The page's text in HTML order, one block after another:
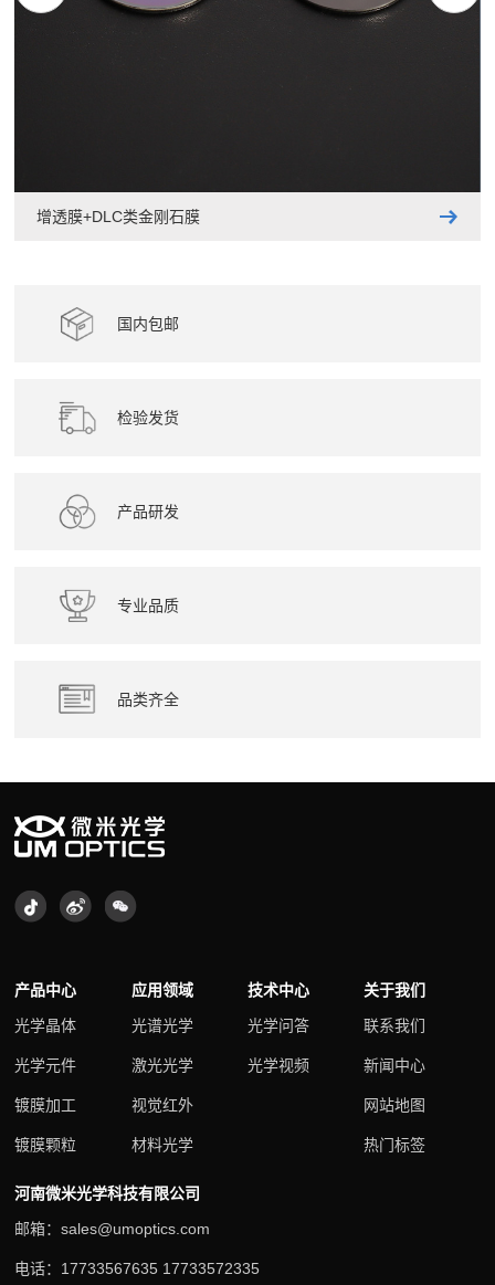
增透膜+DLC类金刚石膜
国内包邮
检验发货
产品研发
专业品质
品类齐全
产品中心
光学晶体
光学元件
镀膜加工
镀膜颗粒
应用领域
光谱光学
激光光学
视觉红外
材料光学
技术中心
光学问答
光学视频
关于我们
联系我们
新闻中心
网站地图
热门标签
河南微米光学科技有限公司
邮箱：sales@umoptics.com
电话：17733567635 17733572335